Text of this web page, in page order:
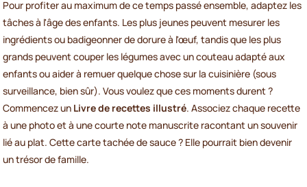
Pour profiter au maximum de ce temps passé ensemble, adaptez les
tâches à l'âge des enfants. Les plus jeunes peuvent mesurer les
ingrédients ou badigeonner de dorure à l'œuf, tandis que les plus
grands peuvent couper les légumes avec un couteau adapté aux
enfants ou aider à remuer quelque chose sur la cuisinière (sous
surveillance, bien sûr). Vous voulez que ces moments durent ?
Commencez un Livre de recettes illustré. Associez chaque recette
à une photo et à une courte note manuscrite racontant un souvenir
lié au plat. Cette carte tachée de sauce ? Elle pourrait bien devenir
un trésor de famille.